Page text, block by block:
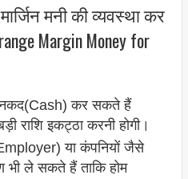
मनी की व्यवस्था कर
Margin Money for
नकद(Cash) कर सकते हैं
राशि इकट्ठा करनी होगी।
या कंपनियों जैसे
ले सकते हैं ताकि होम